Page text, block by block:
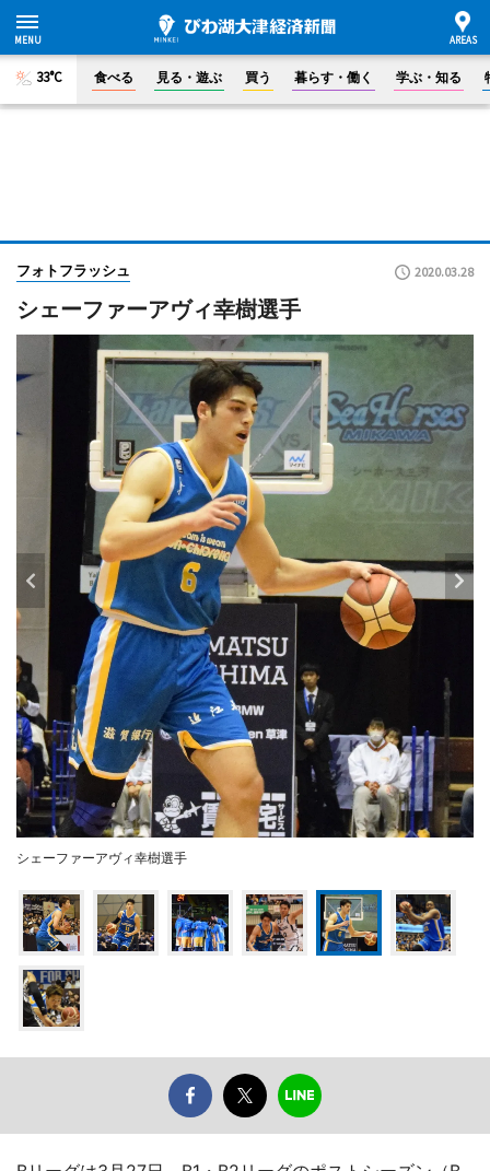
33°C 食べる 見る・遊ぶ 買う 暮らす・働く 学ぶ・知る
フォトフラッシュ 2020.03.28
シェーファーアヴィ幸樹選手
シェーファーアヴィ幸樹選手